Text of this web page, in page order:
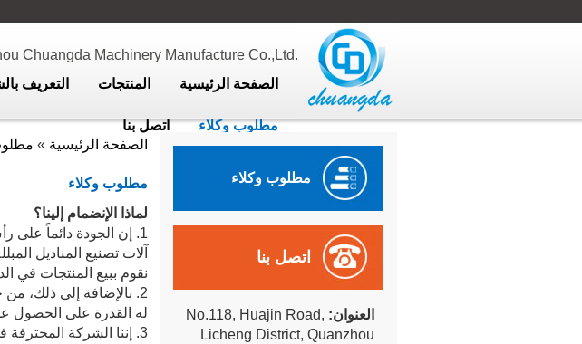
Chuangda Machinery Manufacture Co.,Ltd.
الصفحة الرئيسية
المنتجات التعريف
مطلوب وكلاء اتصل بنا
مطلوب وكلاء
اتصل بنا
العنوان: No.118, Huajin Road,
Licheng District, Quanzhou
الصفحة الرئيسية »
مطلوب وكلاء
لماذا الإنضمام إلينا؟
آلات تصنيع المناديل
نقوم ببيع المنتجات في
2. بالإضافة إلى ذلك،
له القدرة على الحصول
3. إننا الشركة